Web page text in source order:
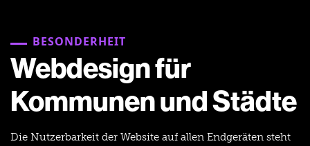
BESONDERHEIT
Webdesign für
Kommunen und Städte
Die Nutzerbarkeit der Website auf allen Endgeräten steht